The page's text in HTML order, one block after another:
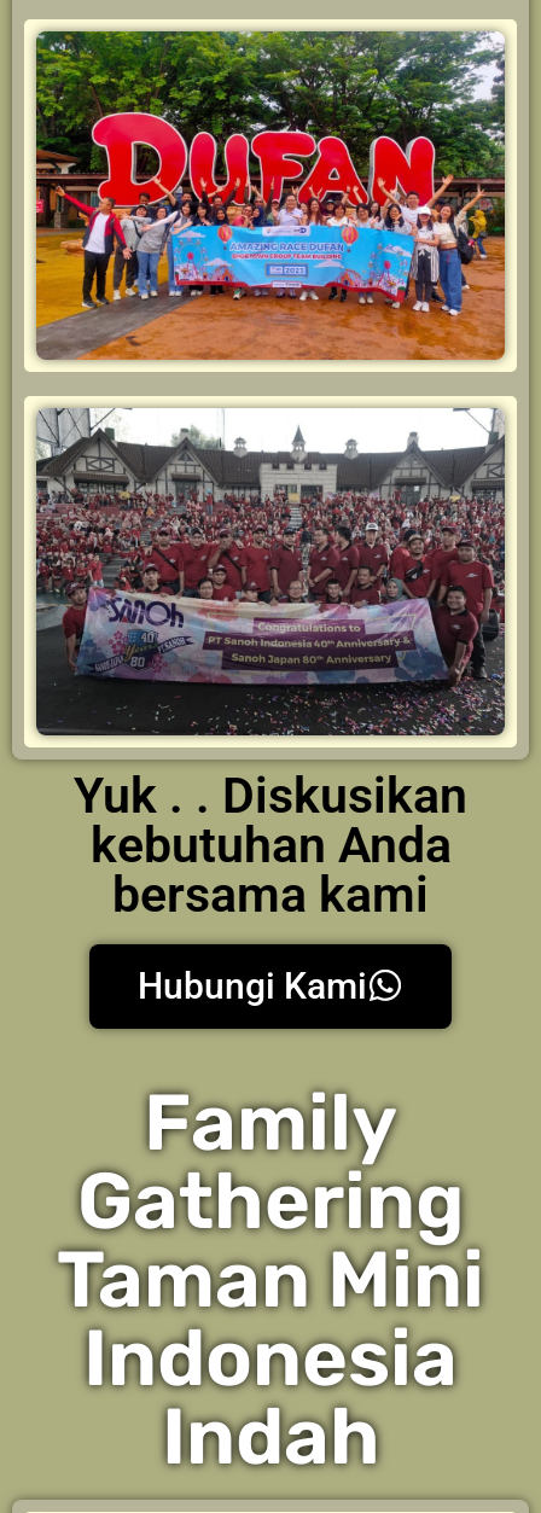
Yuk . . Diskusikan
kebutuhan Anda
bersama kami
Hubungi Kami
Family
Gathering
Taman Mini
Indonesia
Indah